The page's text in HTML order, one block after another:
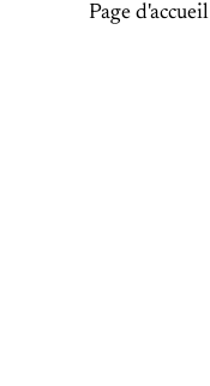
Page d'accueil